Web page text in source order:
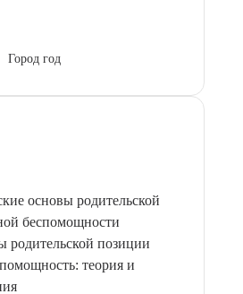
Город год
основы родительской
беспомощности
родительской позиции
теория и